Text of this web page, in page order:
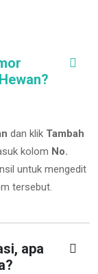
dan klik Tambah
kolom No.
untuk mengedit
tersebut.
apa